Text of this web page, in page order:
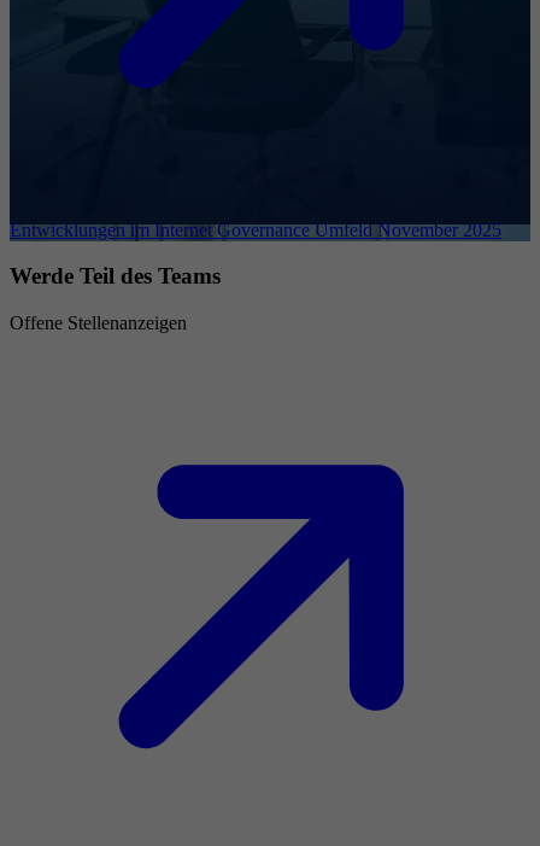
Entwicklungen im Internet Governance Umfeld November 2025
Werde Teil des Teams
Offene Stellenanzeigen